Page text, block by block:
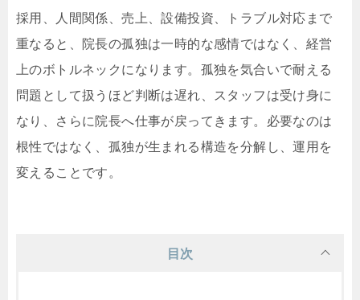
採用、人間関係、売上、設備投資、トラブル対応まで
重なると、院長の孤独は一時的な感情ではなく、経営
上のボトルネックになります。孤独を気合いで耐える
問題として扱うほど判断は遅れ、スタッフは受け身に
なり、さらに院長へ仕事が戻ってきます。必要なのは
根性ではなく、孤独が生まれる構造を分解し、運用を
変えることです。
目次